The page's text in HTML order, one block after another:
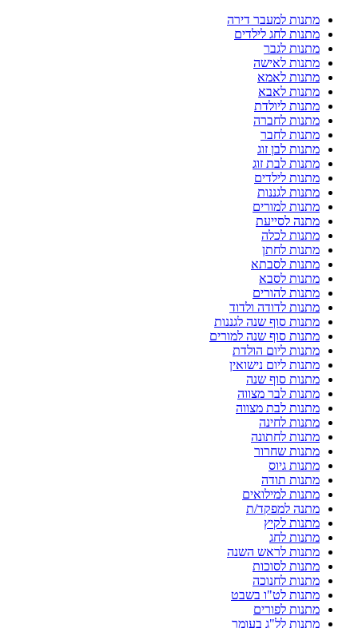
מתנות למעבר דירה
מתנות לחג לילדים
מתנות לגבר
מתנות לאישה
מתנות לאמא
מתנות לאבא
מתנות ליולדת
מתנות לחברה
מתנות לחבר
מתנות לבן זוג
מתנות לבת זוג
מתנות לילדים
מתנות לגננות
מתנות למורים
מתנה לסייעת
מתנות לכלה
מתנות לחתן
מתנות לסבתא
מתנות לסבא
מתנות להורים
מתנות לדודה ולדוד
מתנות סוף שנה לגננות
מתנות סוף שנה למורים
מתנות ליום הולדת
מתנות ליום נישואין
מתנות סוף שנה
מתנות לבר מצווה
מתנות לבת מצווה
מתנות לחינה
מתנות לחתונה
מתנות שחרור
מתנות גיוס
מתנות תודה
מתנות למילואים
מתנה למפקד/ת
מתנות לקיץ
מתנות לחג
מתנות לראש השנה
מתנות לסוכות
מתנות לחנוכה
מתנות לט"ו בשבט
מתנות לפורים
מתנות לל"ג בעומר